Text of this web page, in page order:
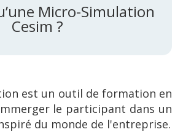
Micro-Simulation
Cesim ?
est un outil de formation en
le participant dans un
du monde de l'entreprise.